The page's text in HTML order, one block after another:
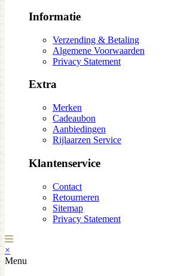
Informatie
Verzending & Betaling
Algemene Voorwaarden
Privacy Statement
Extra
Merken
Cadeaubon
Aanbiedingen
Rijlaarzen Service
Klantenservice
Contact
Retourneren
Sitemap
Privacy Statement
×
Menu